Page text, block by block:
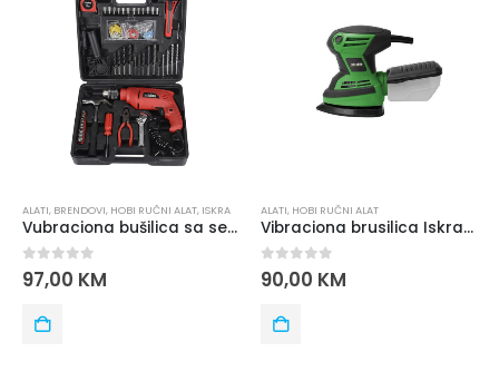
ALATI, BRENDOVI, HOBI RUČNI ALAT, ISKRA
Vubraciona bušilica sa setom alata ISKRA GX-BMC002
0out of 5
97,00 KM
ALATI, HOBI RUČNI ALAT
Vibraciona brusilica Iskra ERO IE-AJ23-200, 200W
0 out of 5
90,00 KM